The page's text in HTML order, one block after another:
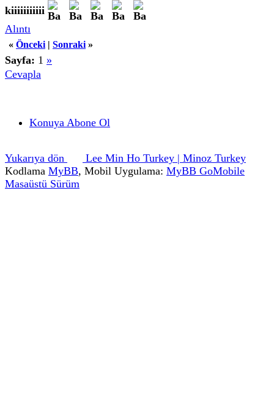
kiiiiiiiiiii
Alıntı
« Önceki | Sonraki »
Sayfa: 1 »
Cevapla
Konuya Abone Ol
Yukarıya dön
Lee Min Ho Turkey | Minoz Turkey
Kodlama MyBB, Mobil Uygulama: MyBB GoMobile
Masaüstü Sürüm